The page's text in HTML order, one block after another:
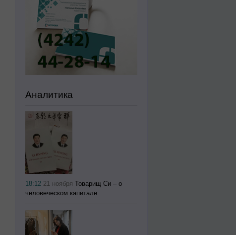
Аналитика
18:12 21 ноября Товарищ Си – о
человеческом капитале